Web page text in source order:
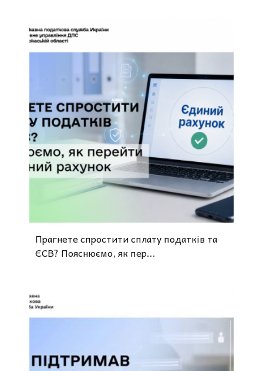
Прагнете спростити сплату податків та
ЄСВ? Пояснюємо, як пер...